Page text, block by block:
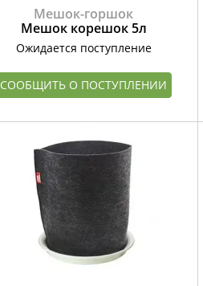
Мешок-горшок
Мешок корешок 5л
Ожидается поступление
СООБЩИТЬ О ПОСТУПЛЕНИИ